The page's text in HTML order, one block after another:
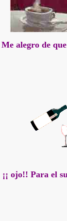
Me alegro de
¡¡ ojo!! Para el